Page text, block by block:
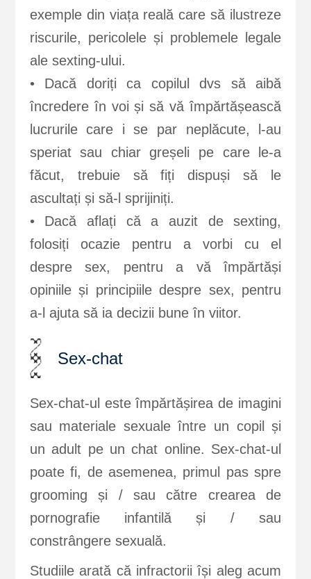
exemple din viața reală care să ilustreze
riscurile, pericolele și problemele legale
ale sexting-ului.
• Dacă doriți ca copilul dvs să aibă
încredere în voi și să vă împărtășească
lucrurile care i se par neplăcute, l-au
speriat sau chiar greșeli pe care le-a
făcut, trebuie să fiți dispuși să le
ascultați și să-l sprijiniți.
• Dacă aflați că a auzit de sexting,
folosiți ocazie pentru a vorbi cu el
despre sex, pentru a vă împărtăși
opiniile și principiile despre sex, pentru
a-l ajuta să ia decizii bune în viitor.
Sex-chat
Sex-chat-ul este împărtășirea de imagini
sau materiale sexuale între un copil și
un adult pe un chat online. Sex-chat-ul
poate fi, de asemenea, primul pas spre
grooming și / sau către crearea de
pornografie infantilă și / sau
constrângere sexuală.
Studiile arată că infractorii își aleg acum